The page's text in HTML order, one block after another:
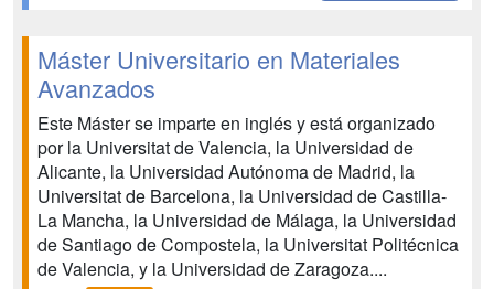
Máster Universitario en Materiales
Avanzados
Este Máster se imparte en inglés y está organizado
por la Universitat de Valencia, la Universidad de
Alicante, la Universidad Autónoma de Madrid, la
Universitat de Barcelona, la Universidad de Castilla-
La Mancha, la Universidad de Málaga, la Universidad
de Santiago de Compostela, la Universitat Politécnica
de Valencia, y la Universidad de Zaragoza....